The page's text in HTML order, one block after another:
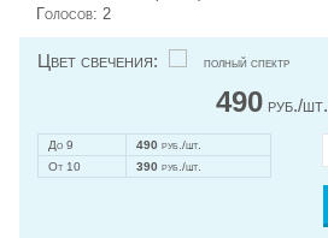
Голосов: 2
Цвет свечения: полный спектр
490руб./шт.
До 9 490 руб./шт.
От 10
390 руб./шт.